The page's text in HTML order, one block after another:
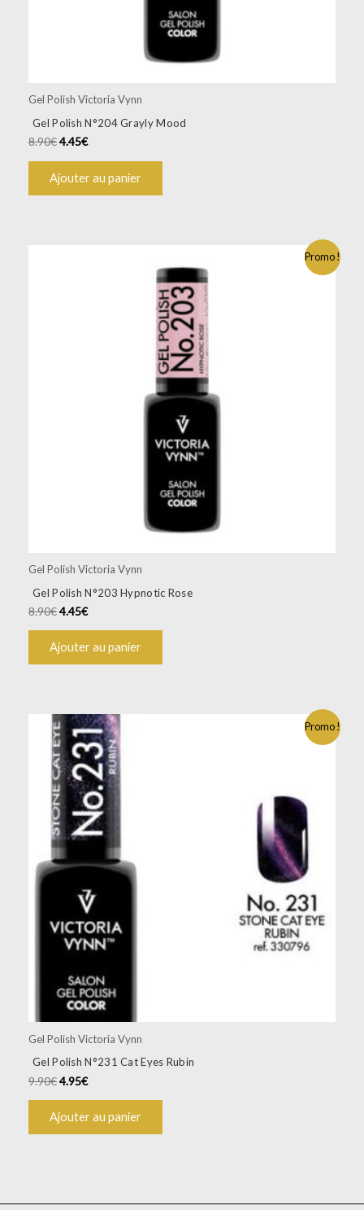
Gel Polish Victoria Vynn
Gel Polish N°204 Grayly Mood
8.90€4.45€
Ajouter au panier
Promo !
Gel Polish Victoria Vynn
Gel Polish N°203 Hypnotic Rose
8.90€4.45€
Ajouter au panier
Promo !
Gel Polish Victoria Vynn
Gel Polish N°231 Cat Eyes Rubin
9.90€4.95€
Ajouter au panier